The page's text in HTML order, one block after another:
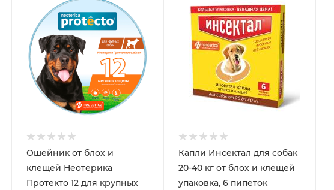
Ошейник от блох и
клещей Неотерика
Протекто 12 для крупных
Капли Инсектал для собак
20-40 кг от блох и клещей
упаковка, 6 пипеток